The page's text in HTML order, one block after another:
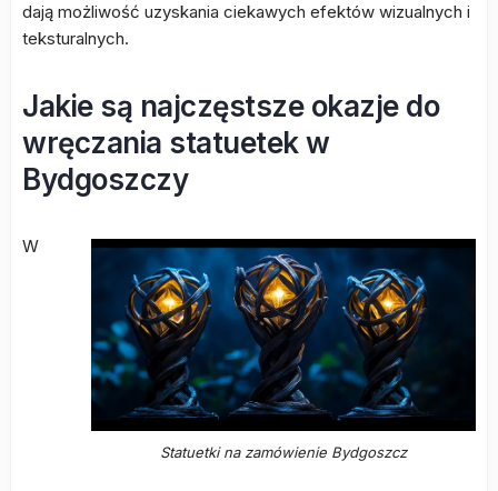
dają możliwość uzyskania ciekawych efektów wizualnych i
teksturalnych.
Jakie są najczęstsze okazje do
wręczania statuetek w
Bydgoszczy
Statuetki na zamówienie Bydgoszcz
W